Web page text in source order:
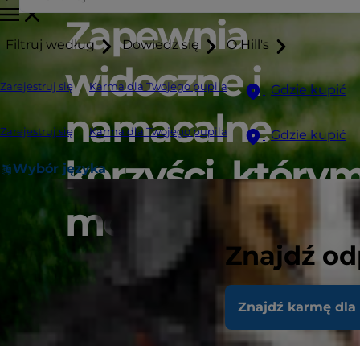
Filtruj według Dowiedz się O Hill's
Zarejestruj się Karma dla Twojego pupila Gdzie kupić
Zarejestruj się Karma dla Twojego pupila Gdzie kupić
Wybór języka
Znajdź
Znajdź karmę
Zapewnia
widoczne i
namacalne
korzyści,
można zaufać